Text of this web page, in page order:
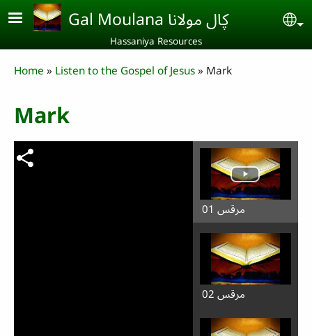
Skip to main content Gal Moulana ڮال مولانا
Hassaniya Resources
Breadcrumb
Home Listen to the Gospel of Jesus Mark
Mark
مرقس 01
مرقس 02